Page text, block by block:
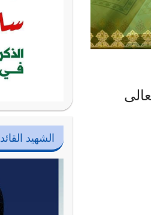
الشهيد القائد